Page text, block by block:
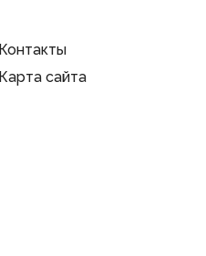
Контакты
Карта сайта